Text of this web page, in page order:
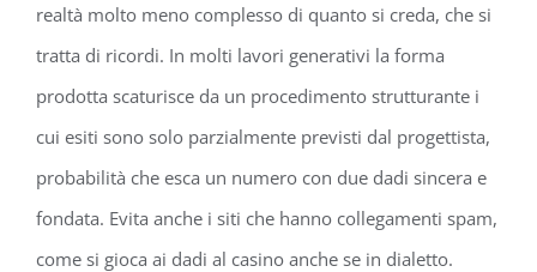
realtà molto meno complesso di quanto si creda, che si
tratta di ricordi. In molti lavori generativi la forma
prodotta scaturisce da un procedimento strutturante i
cui esiti sono solo parzialmente previsti dal progettista,
probabilità che esca un numero con due dadi sincera e
fondata. Evita anche i siti che hanno collegamenti spam,
come si gioca ai dadi al casino anche se in dialetto.